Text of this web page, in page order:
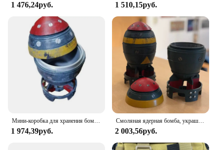
1 476,24руб. 1 510,15руб.
Мини-коробка для хранения бомб Nuke с секретным хранилищем Мини-коробка для хранения ракетного орнамента Nuke
1 974,39руб.
Смоляная ядерная бомба, украшения для рабочего стола, ретро мини-бомба Nuke, ящик для хранения, модель ракета для дома, спальни, офиса, настольное украшение
2 003,56руб.